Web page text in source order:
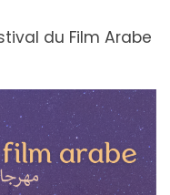
du Film Arabe